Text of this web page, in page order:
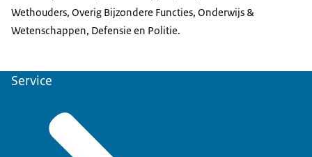
Wethouders, Overig Bijzondere Functies, Onderwijs &
Wetenschappen, Defensie en Politie.
Service